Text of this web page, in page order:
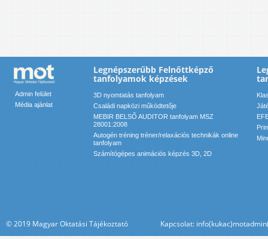
Admin felület
Média ajánlat
Legnépszerűbb Felnőttképző
tanfolyamok képzések
3D nyomtatás tanfolyam
Családi napközi működtetője
MEBIR BELSŐ AUDITOR tanfolyam MSZ
28001:2008
Autogén tréning tréner/relaxációs technikák online
tanfolyam
Számítógépes animációs képzés 3D, 2D
© 2019 Magyar Oktatási Tájékoztató Kapcsolat: